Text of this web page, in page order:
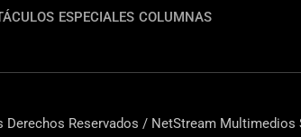
ESPECIALES COLUMNAS
Reservados / NetStream Multimedios